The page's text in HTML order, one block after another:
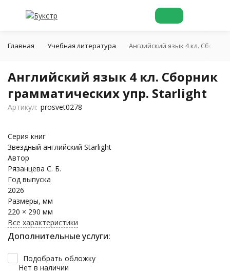
Главная Учебная литература Английский язык 4 кл.
Английский язык 4 кл. Сборник
грамматических упр. Starlight
Артикул: prosvet0278
Серия книг
Звездный английский Starlight
Автор
Рязанцева С. Б.
Год выпуска
2026
Размеры, мм
220 × 290 мм
Все характеристики
Дополнительные услуги:
Подобрать обложку
Нет в наличии